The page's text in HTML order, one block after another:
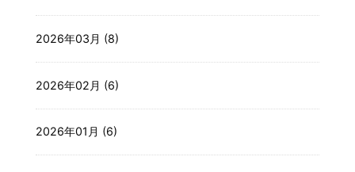
2026年03月 (8)
2026年02月 (6)
2026年01月 (6)